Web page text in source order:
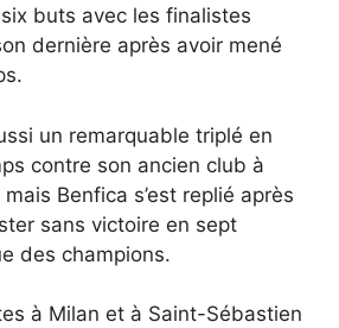
buts avec les finalistes
dernière après avoir mené
un remarquable triplé en
contre son ancien club à
mais Benfica s’est replié après
sans victoire en sept
des champions.
à Milan et à Saint-Sébastien